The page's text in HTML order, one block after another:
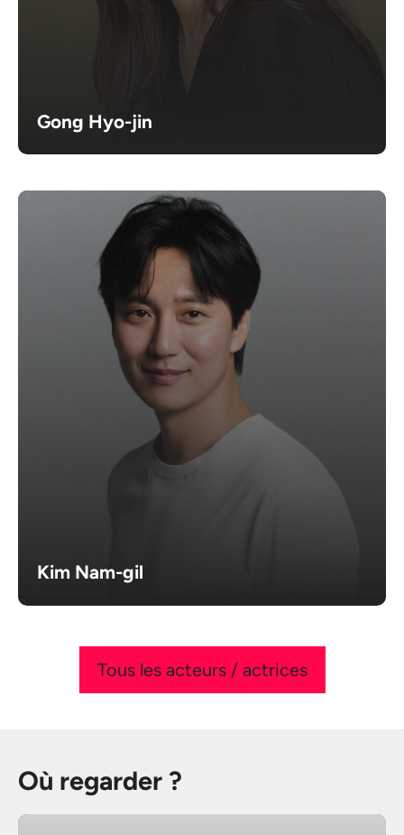
Gong Hyo-jin
Kim Nam-gil
Tous les acteurs / actrices
Où regarder ?